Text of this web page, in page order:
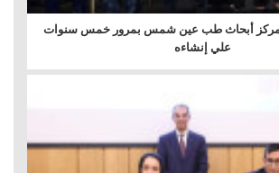
مركز أبحاث طب عين شمس بمرور خمس سنوات
علي إنشاءه